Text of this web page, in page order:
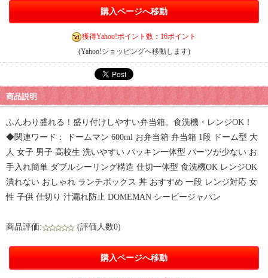
購入ページへ移動
獲得Yahoo!ポイント数：16ポイント
(Yahoo!ショッピングへ移動します)
商品説明
ふんわり盛れる！盛り付けしやすい弁当箱。食洗機・レンジOK！
◆関連ワード： ドームマン 600ml お弁当箱 弁当箱 1段 ドーム型 大
人 女子 男子 高校生 洗いやすい パッキン一体型 パーツが少ない お
手入れ簡単 ダブルシーリング構造 仕切一体型 食洗機OK レンジOK
潰れない おしゃれ ランチボックス 丼 おすすめ 一段 レンジ対応 女
性 子供 仕切り 汁漏れ防止 DOMEMAN シービージャパン
商品評価: (評価人数0)
購入ページへ移動